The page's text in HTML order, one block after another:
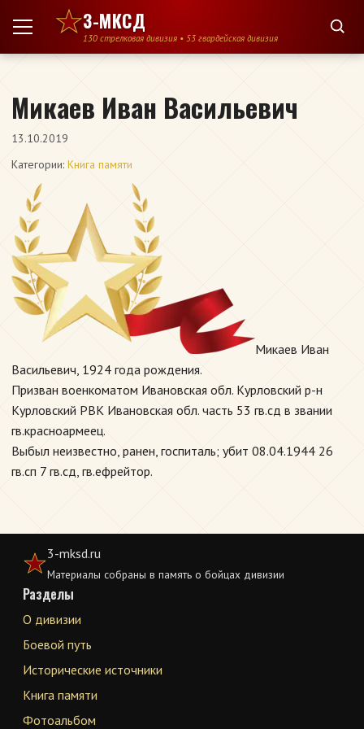
Перейти к содержимому
3-МКСД
130 стрелковая дивизия • 53 гвардейская дивизия
Микаев Иван Васильевич
13.10.2019
Категории: Книга памяти
Микаев Иван
Васильевич, 1924 года рождения.
Призван военкоматом Ивановская обл. Курловский р-н
Курловский РВК Ивановская обл. часть 53 гв.сд в звании
гв.красноармеец.
Выбыл неизвестно, ранен, госпиталь; убит 08.04.1944 26
гв.сп 7 гв.сд, гв.ефрейтор.
3-mksd.ru
Материалы собраны в память о бойцах дивизии
Разделы
О дивизии
Боевой путь
Исторические источники
Книга памяти
Фотоальбом